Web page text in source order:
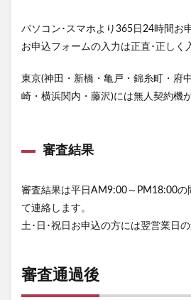
パソコン･スマホより365日24時間お
お申込フォームの入力は正直･正しく
東京(神田・新橋・亀戸・錦糸町・府
崎・横浜関内・藤沢)には無人契約機
審査結果
審査結果は平日AM9:00～PM18:00の
て連絡します。
土･日･祝日お申込の方には翌営業日の
審査通過後